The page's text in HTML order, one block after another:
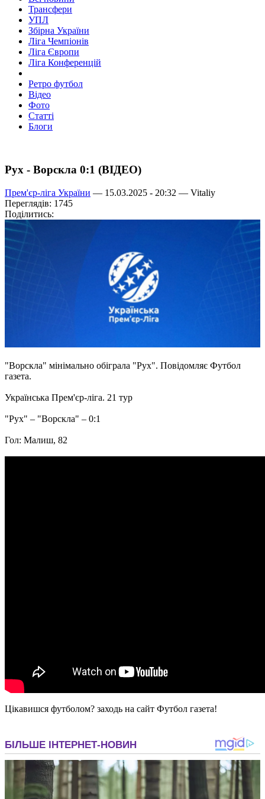
Трансфери
УПЛ
Збірна України
Ліга Чемпіонів
Ліга Європи
Ліга Конференцій
Ретро футбол
Відео
Фото
Статті
Блоги
Рух - Ворскла 0:1 (ВІДЕО)
Прем'єр-ліга України — 15.03.2025 - 20:32 — Vitaliy
Переглядів: 1745
Поділитись:
"Ворскла" мінімально обіграла "Рух". Повідомляє Футбол
газета.
Українська Прем'єр-ліга. 21 тур
"Рух" – "Ворскла" – 0:1
Гол: Малиш, 82
Цікавишся футболом? заходь на сайт Футбол газета!